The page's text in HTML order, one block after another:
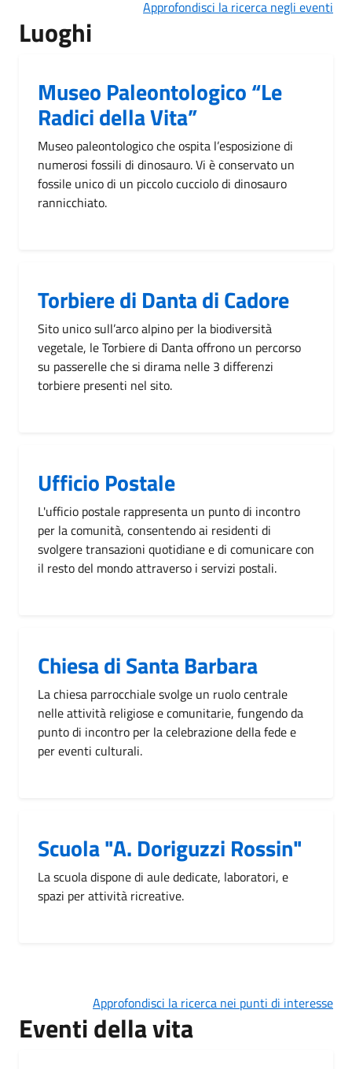
Approfondisci la ricerca negli eventi
Luoghi
Museo Paleontologico “Le
Radici della Vita”
Museo paleontologico che ospita l’esposizione di
numerosi fossili di dinosauro. Vi è conservato un
fossile unico di un piccolo cucciolo di dinosauro
rannicchiato.
Torbiere di Danta di Cadore
Sito unico sull’arco alpino per la biodiversità
vegetale, le Torbiere di Danta offrono un percorso
su passerelle che si dirama nelle 3 differenzi
torbiere presenti nel sito.
Ufficio Postale
L'ufficio postale rappresenta un punto di incontro
per la comunità, consentendo ai residenti di
svolgere transazioni quotidiane e di comunicare con
il resto del mondo attraverso i servizi postali.
Chiesa di Santa Barbara
La chiesa parrocchiale svolge un ruolo centrale
nelle attività religiose e comunitarie, fungendo da
punto di incontro per la celebrazione della fede e
per eventi culturali.
Scuola "A. Doriguzzi Rossin"
La scuola dispone di aule dedicate, laboratori, e
spazi per attività ricreative.
Approfondisci la ricerca nei punti di interesse
Eventi della vita